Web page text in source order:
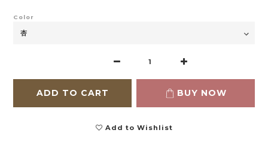
Color
ADD TO CART BUY NOW
Add to Wishlist